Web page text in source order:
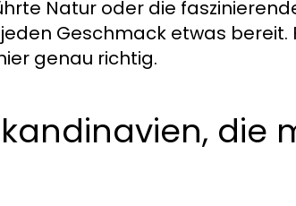
Natur oder die
Geschmack etwas bereit.
genau richtig.
die